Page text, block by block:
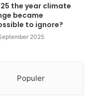
the year climate
became
to ignore?
2025
Populer